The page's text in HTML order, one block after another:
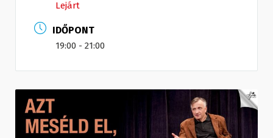
Lejárt
IDŐPONT
19:00 - 21:00